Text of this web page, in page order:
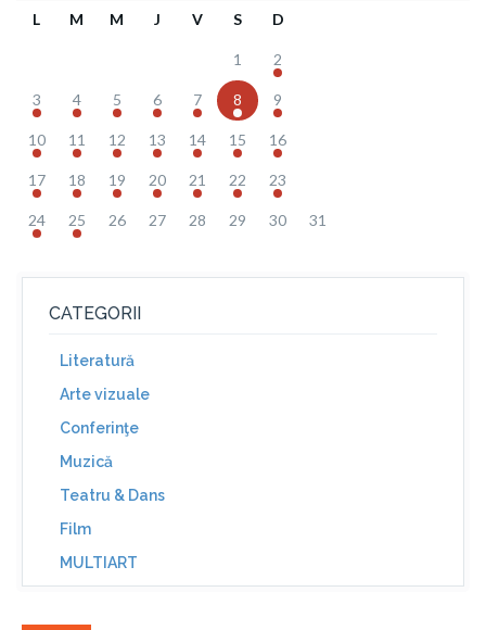
L M M J V S D
1 2
3 4 5 6 7 8 9
10 11 12 13 14 15 16
17 18 19 20 21 22 23
24 25 26 27 28 29 30 31
CATEGORII
Literatură
Arte vizuale
Conferinţe
Muzică
Teatru & Dans
Film
MULTIART